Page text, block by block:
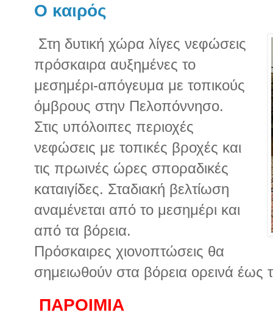
Ο καιρός
Στη δυτική χώρα λίγες νεφώσεις
πρόσκαιρα αυξημένες το
μεσημέρι-απόγευμα με τοπικούς
όμβρους στην Πελοπόννησο.
Στις υπόλοιπες περιοχές
νεφώσεις με τοπικές βροχές και
τις πρωινές ώρες σποραδικές
καταιγίδες. Σταδιακή βελτίωση
αναμένεται από το μεσημέρι και
από τα βόρεια.
Πρόσκαιρες χιονοπτώσεις θα
σημειωθούν στα βόρεια ορεινά έως
ΠΑΡΟΙΜΙΑ